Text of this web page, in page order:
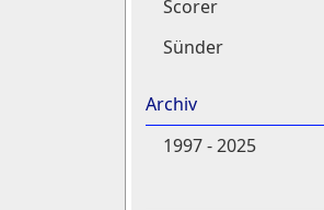
Scorer
Sünder
Archiv
1997 - 2025